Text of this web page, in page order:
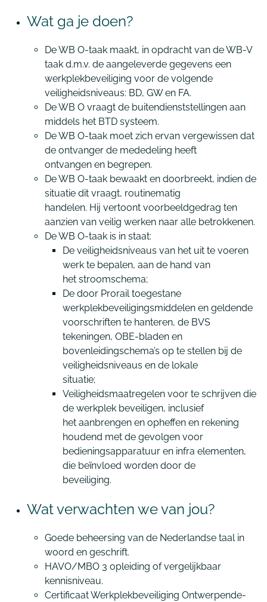
Wat ga je doen?
De WB O-taak maakt, in opdracht van de WB-V
taak d.m.v. de aangeleverde gegevens een
werkplekbeveiliging voor de volgende
veiligheidsniveaus: BD, GW en FA.
De WB O vraagt de buitendienststellingen aan
middels het BTD systeem.
De WB O-taak moet zich ervan vergewissen dat
de ontvanger de mededeling heeft
ontvangen en begrepen.
De WB O-taak bewaakt en doorbreekt, indien de
situatie dit vraagt, routinematig
handelen. Hij vertoont voorbeeldgedrag ten
aanzien van veilig werken naar alle betrokkenen.
De WB O-taak is in staat:
De veiligheidsniveaus van het uit te voeren
werk te bepalen, aan de hand van
het stroomschema;
De door Prorail toegestane
werkplekbeveiligingsmiddelen en geldende
voorschriften te hanteren, de BVS
tekeningen, OBE-bladen en
bovenleidingschema’s op te stellen bij de
veiligheidsniveaus en de lokale
situatie;
Veiligheidsmaatregelen voor te schrijven die
de werkplek beveiligen, inclusief
het aanbrengen en opheffen en rekening
houdend met de gevolgen voor
bedieningsapparatuur en infra elementen,
die beïnvloed worden door de
beveiliging.
Wat verwachten we van jou?
Goede beheersing van de Nederlandse taal in
woord en geschrift.
HAVO/MBO 3 opleiding of vergelijkbaar
kennisniveau.
Certificaat Werkplekbeveiliging Ontwerpende-